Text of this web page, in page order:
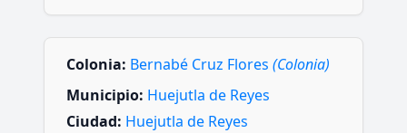
Colonia: Bernabé Cruz Flores (Colonia)
Municipio: Huejutla de Reyes
Ciudad: Huejutla de Reyes